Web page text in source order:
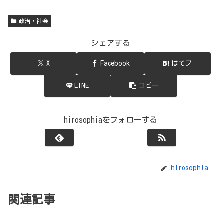
政治・社会
シェアする
X Facebook はてブ
LINE コピー
hirosophiaをフォローする
hirosophia
関連記事